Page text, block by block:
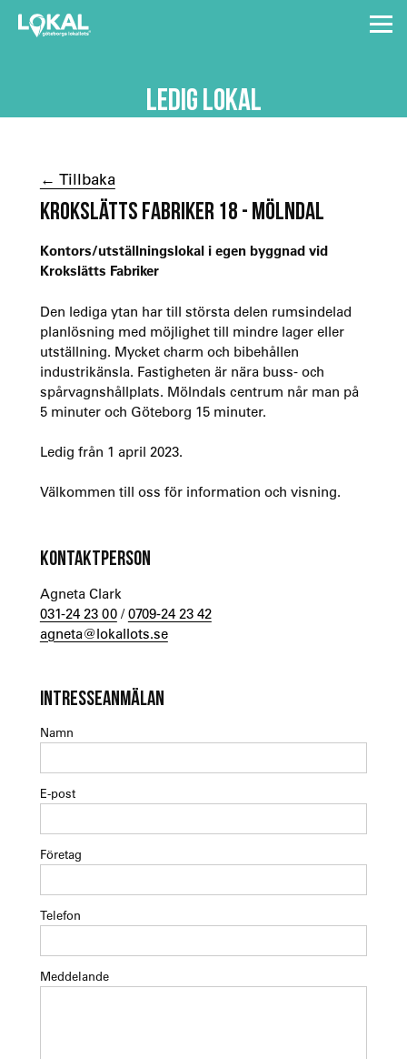
LEDIG LOKAL
← Tillbaka
KROKSLÄTTS FABRIKER 18 - MÖLNDAL
Kontors/utställningslokal i egen byggnad vid
Krokslätts Fabriker
Den lediga ytan har till största delen rumsindelad
planlösning med möjlighet till mindre lager eller
utställning. Mycket charm och bibehållen
industrikänsla. Fastigheten är nära buss- och
spårvagnshållplats. Mölndals centrum når man på
5 minuter och Göteborg 15 minuter.
Ledig från 1 april 2023.
Välkommen till oss för information och visning.
KONTAKTPERSON
Agneta Clark
031-24 23 00/0709-24 23 42
agneta@lokallots.se
INTRESSEANMÄLAN
Namn
E-post
Företag
Telefon
Meddelande